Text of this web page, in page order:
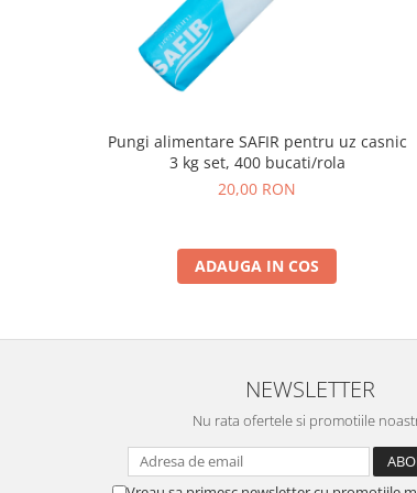
Pungi alimentare SAFIR pentru uz casnic
3 kg set, 400 bucati/rola
20,00 RON
ADAUGA IN COS
NEWSLETTER
Nu rata ofertele si promotiile